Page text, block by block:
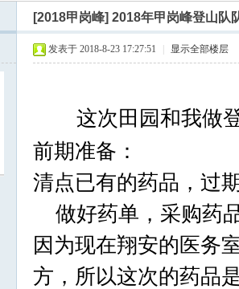
索
›
[2018甲岗峰] 2018年甲岗峰登山
发表于 2018-8-23 17:27:51 显示全部楼层
这次田园和我做
前期准备：
清点已有的药品，过
做好药单，采购药
因为现在翔安的医务
方，所以这次的药品